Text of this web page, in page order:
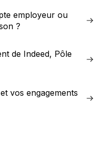
employeur ou
?
de Indeed, Pôle
vos engagements